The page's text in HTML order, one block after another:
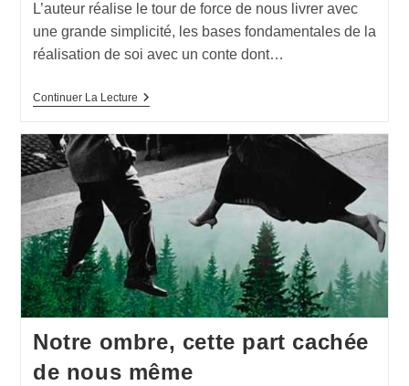
L’auteur réalise le tour de force de nous livrer avec
une grande simplicité, les bases fondamentales de la
réalisation de soi avec un conte dont…
Continuer La Lecture
Notre ombre, cette part cachée
de nous même